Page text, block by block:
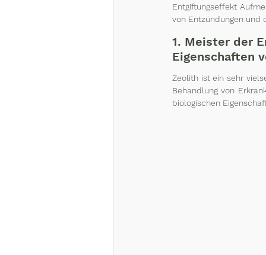
Entgiftungseffekt
von Entzündungen und
1. Meister der
Eigenschaften
Zeolith ist ein sehr
Behandlung von
biologischen